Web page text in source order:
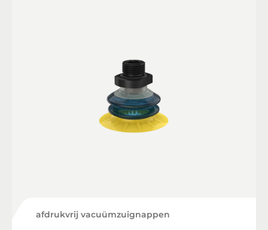
afdrukvrij vacuümzuignappen